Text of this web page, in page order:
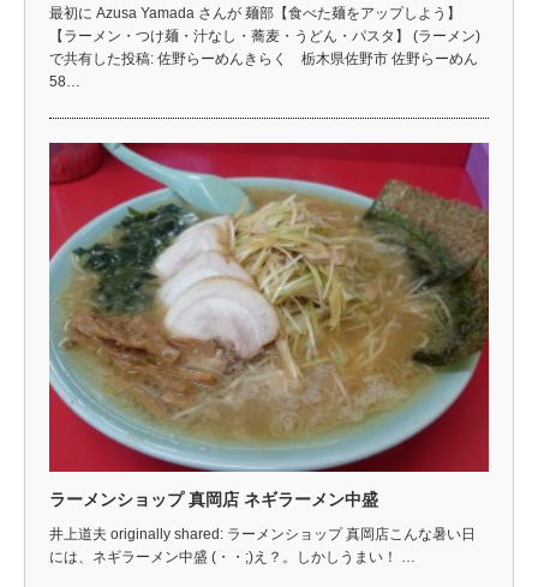
最初に Azusa Yamada さんが 麺部【食べた麺をアップしよう】
【ラーメン・つけ麺・汁なし・蕎麦・うどん・パスタ】 (ラーメン)
で共有した投稿: 佐野らーめんきらく 栃木県佐野市 佐野らーめん
58…
ラーメンショップ 真岡店 ネギラーメン中盛
井上道夫 originally shared: ラーメンショップ 真岡店こんな暑い日
には、ネギラーメン中盛 (・・;)え？。しかしうまい！ …